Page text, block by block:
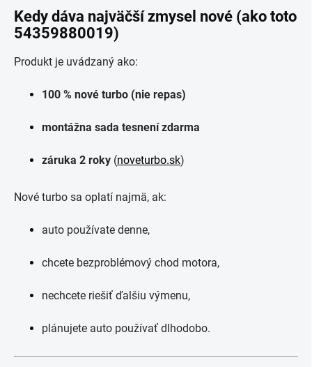
Kedy dáva najväčší zmysel nové (ako toto
54359880019)
Produkt je uvádzaný ako:
100 % nové turbo (nie repas)
montážna sada tesnení zdarma
záruka 2 roky (noveturbo.sk)
Nové turbo sa oplatí najmä, ak:
auto používate denne,
chcete bezproblémový chod motora,
nechcete riešiť ďalšiu výmenu,
plánujete auto používať dlhodobo.